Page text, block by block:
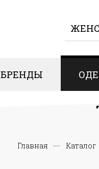
БРЕНДЫ
Главная Каталог